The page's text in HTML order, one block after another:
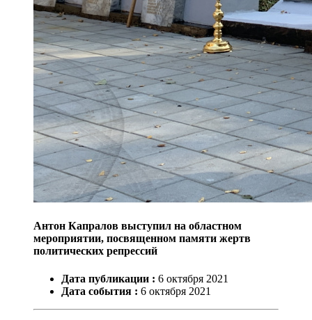
Антон Капралов выступил на областном
мероприятии, посвященном памяти жертв
политических репрессий
Дата публикации : 6 октября 2021
Дата события : 6 октября 2021